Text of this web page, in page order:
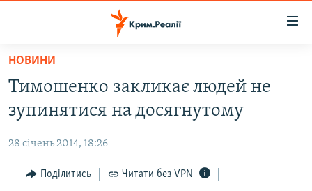
Перейти
основного
матеріалу
Перейти
до
навігації
ВІДЕО ТА ФОТО
ПОЛІТИКА
БЛОГИ
НОВИНИ
Тимошенко закликає людей не
зупинятися на досягнутому
28 січень 2014, 18:26
Поділитись Читати без VPN